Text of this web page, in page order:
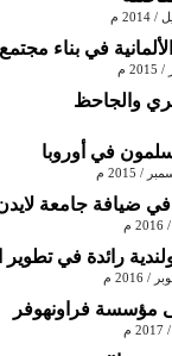
م
الألمانية في بناء
م
والجاحظ
في أوروبا
/ 2015 م
في ضيافة جامعة
رائدة في تطوير
م
مؤسسة فراونهوفر